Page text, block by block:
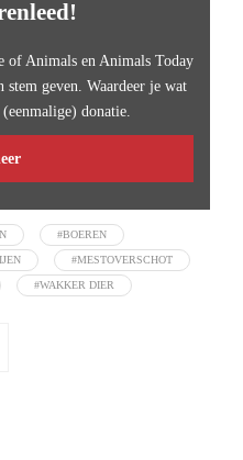
of Animals en Animals Today
stem geven. Waardeer je wat
donatie.
#BOEREN
#MESTOVERSCHOT
#WAKKER DIER